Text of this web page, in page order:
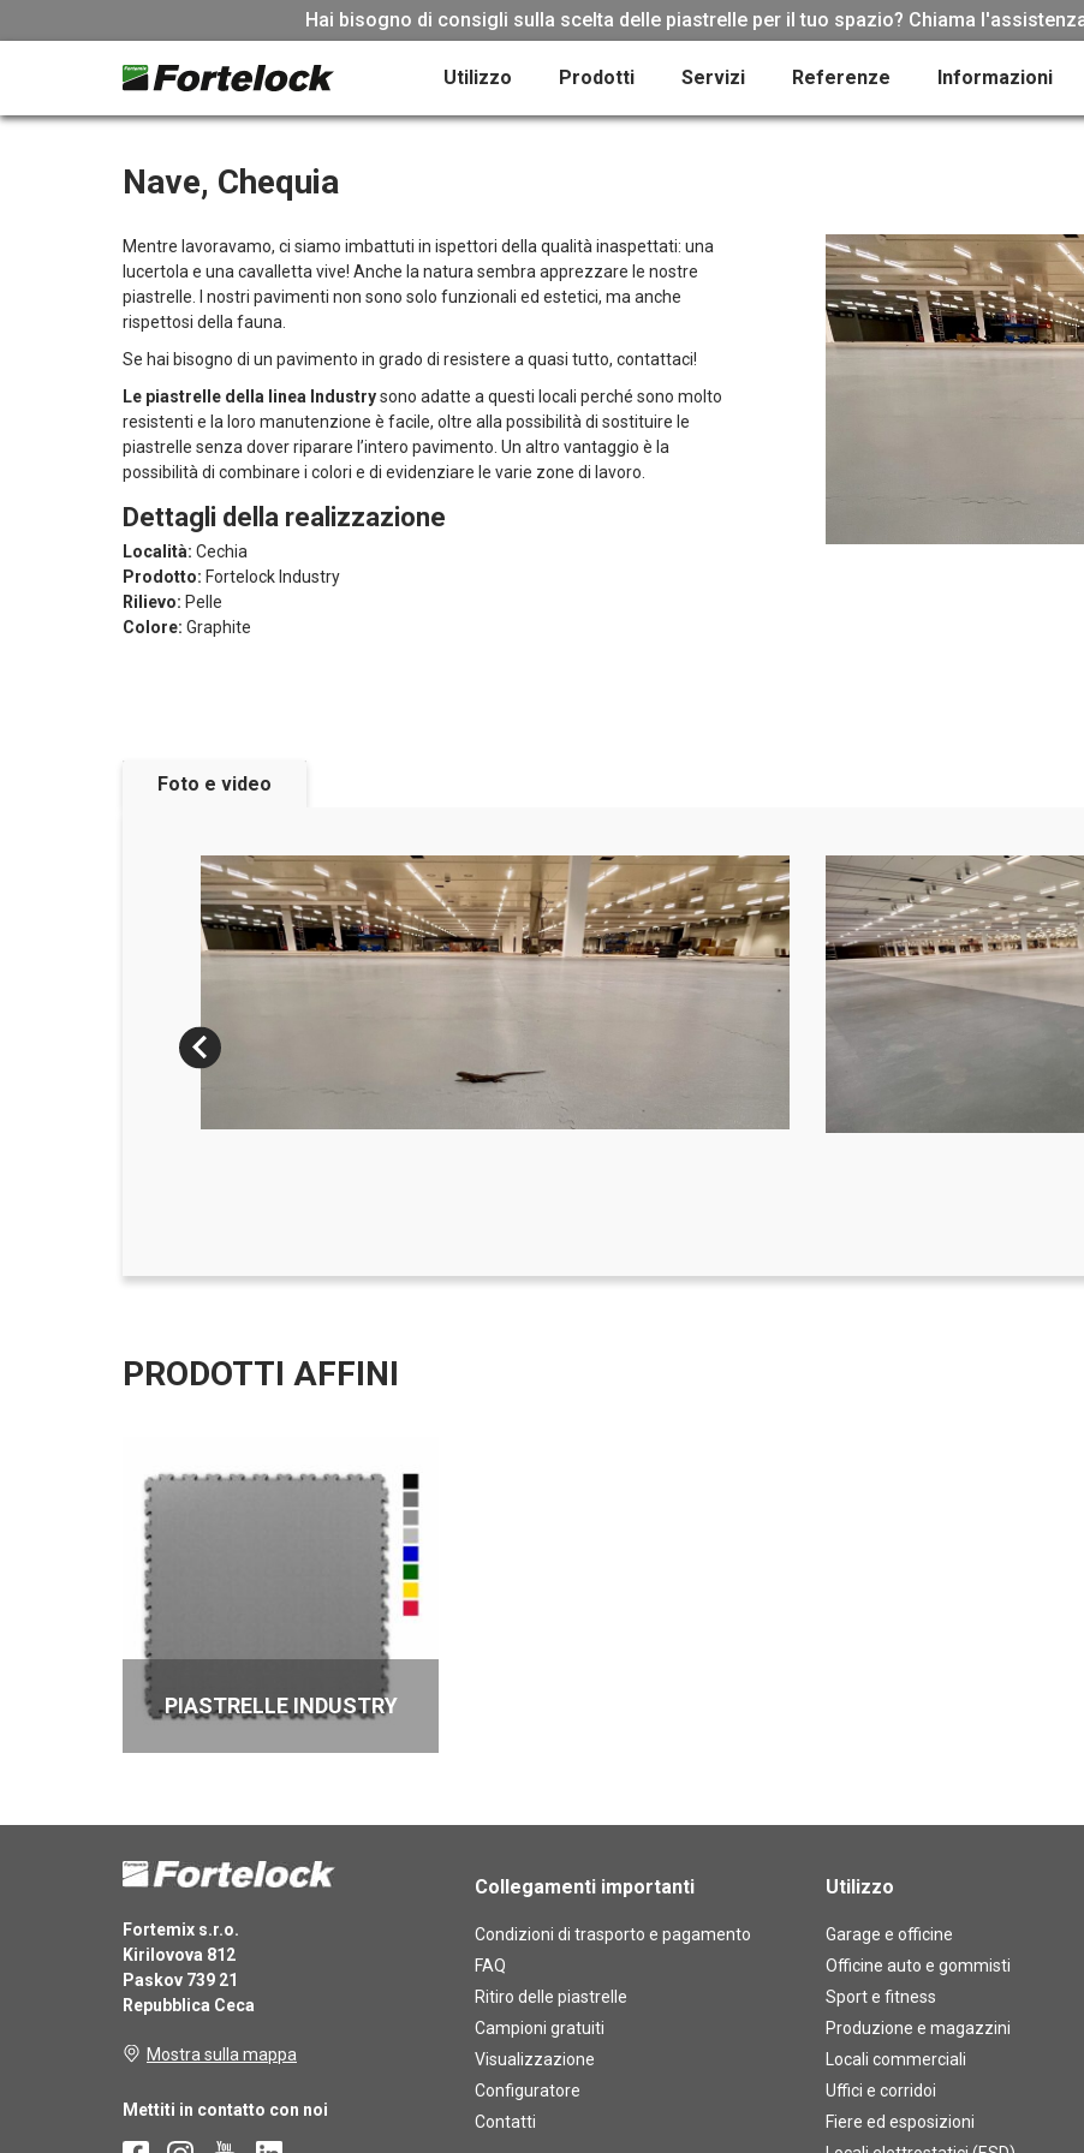
Hai bisogno di consigli sulla scelta delle piastrelle per il tuo spazio? Chiama
Utilizzo Prodotti Servizi Referenze Informazioni
Nave, Chequia
Mentre lavoravamo, ci siamo imbattuti in ispettori della qualità inaspettati: una
lucertola e una cavalletta vive! Anche la natura sembra apprezzare le nostre
piastrelle. I nostri pavimenti non sono solo funzionali ed estetici, ma anche
rispettosi della fauna.
Se hai bisogno di un pavimento in grado di resistere a quasi tutto, contattaci!
Le piastrelle della linea Industrysono adatte a questi locali perché sono molto
resistenti e la loro manutenzione è facile, oltre alla possibilità di sostituire le
piastrelle senza dover riparare l’intero pavimento. Un altro vantaggio è la
possibilità di combinare i colori e di evidenziare le varie zone di lavoro.
Dettagli della realizzazione
Località: Cechia
Prodotto: Fortelock Industry
Rilievo: Pelle
Colore: Graphite
Foto e video
PRODOTTI AFFINI
PIASTRELLE INDUSTRY
Fortemix s.r.o.
Kirilovova 812
Paskov 739 21
Repubblica Ceca
Mostra sulla mappa
Mettiti in contatto con noi
Collegamenti importanti
Condizioni di trasporto e pagamento
FAQ
Ritiro delle piastrelle
Campioni gratuiti
Visualizzazione
Configuratore
Contatti
Utilizzo
Garage e officine
Officine auto e gommisti
Sport e fitness
Produzione e magazzini
Locali commerciali
Uffici e corridoi
Fiere ed esposizioni